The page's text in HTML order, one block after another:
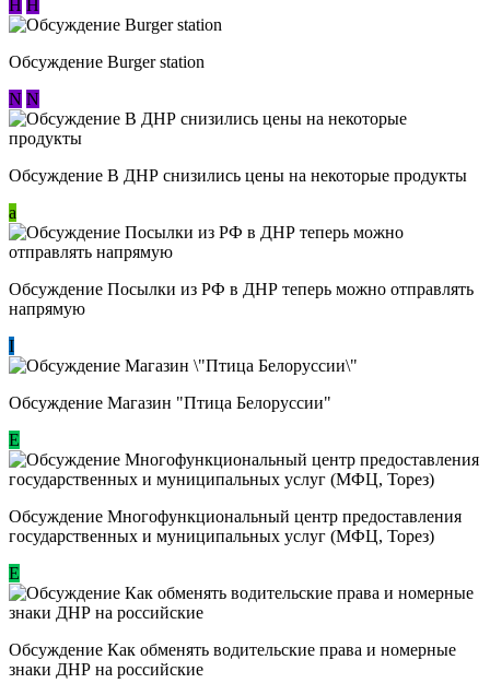
Н Н
Обсуждение Burger station
N N
Обсуждение В ДНР снизились цены на некоторые продукты
a
Обсуждение Посылки из РФ в ДНР теперь можно отправлять
напрямую
I
Обсуждение Магазин "Птица Белоруссии"
Е
Обсуждение Многофункциональный центр предоставления
государственных и муниципальных услуг (МФЦ, Торез)
E
Обсуждение ​Как обменять водительские права и номерные
знаки ДНР на российские